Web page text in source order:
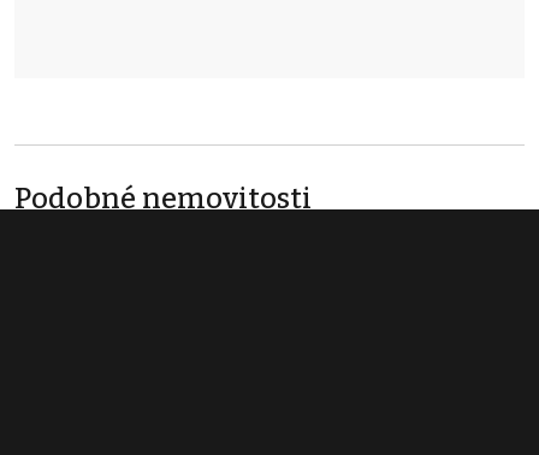
Podobné nemovitosti